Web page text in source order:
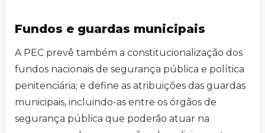
Fundos e guardas municipais
A PEC prevê também a constitucionalização dos
fundos nacionais de segurança pública e política
penitenciária; e define as atribuições das guardas
municipais, incluindo-as entre os órgãos de
segurança pública que poderão atuar na